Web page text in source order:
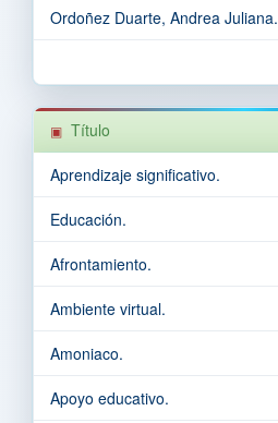
Ordoñez Duarte, Andrea Juliana.
Título
Aprendizaje significativo.
Educación.
Afrontamiento.
Ambiente virtual.
Amoniaco.
Apoyo educativo.